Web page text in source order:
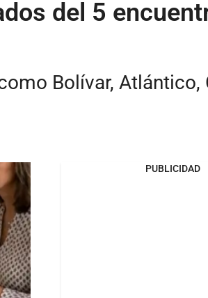
del 5
Bolívar, Atlántico,
PUBLICIDAD